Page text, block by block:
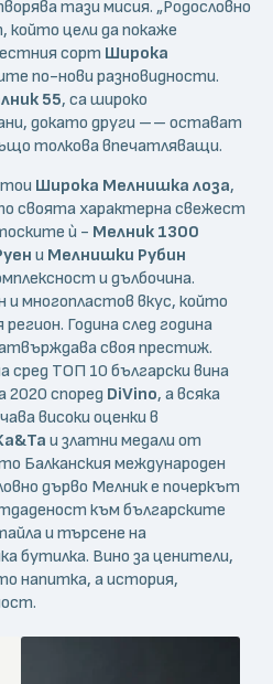
тази мисия. „Родословно
който цели да покаже
сорт Широка
по-нови разновидности.
55, са широко
докато други –– остават
толкова впечатляващи.
Широка Мелнишка лоза,
своята характерна свежест
ѝ - Мелник 1300
и Мелнишки Рубин
и дълбочина.
многопластов вкус, който
Година след година
своя престиж.
сред ТОП 10 български вина
2020 според DiVino, а всяка
високи оценки в
и златни медали от
Балканския международен
дърво Мелник е почеркът
към българските
и търсене на
бутилка. Вино за ценители,
напитка, а история,